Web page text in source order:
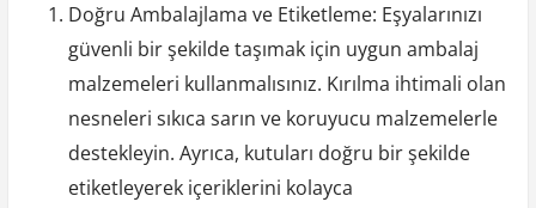
Doğru Ambalajlama ve Etiketleme: Eşyalarınızı
güvenli bir şekilde taşımak için uygun ambalaj
malzemeleri kullanmalısınız. Kırılma ihtimali olan
nesneleri sıkıca sarın ve koruyucu malzemelerle
destekleyin. Ayrıca, kutuları doğru bir şekilde
etiketleyerek içeriklerini kolayca